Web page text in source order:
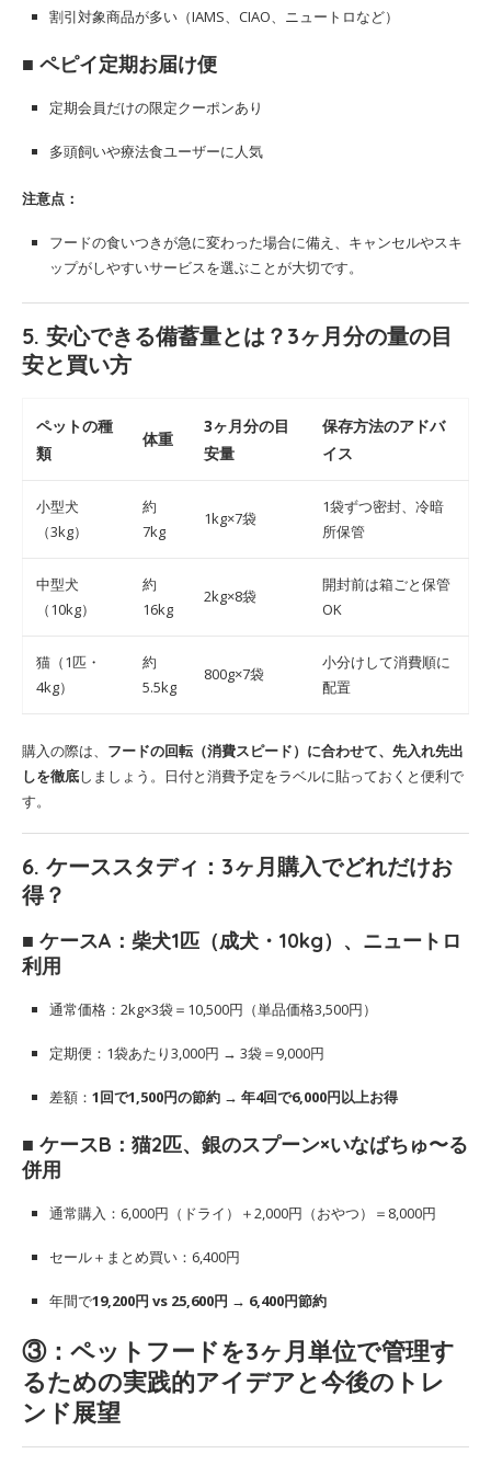
割引対象商品が多い（IAMS、CIAO、ニュートロなど）
■ ペピイ定期お届け便
定期会員だけの限定クーポンあり
多頭飼いや療法食ユーザーに人気
注意点：
フードの食いつきが急に変わった場合に備え、キャンセルやスキ
ップがしやすいサービスを選ぶことが大切です。
5. 安心できる備蓄量とは？3ヶ月分の量の目
安と買い方
ペットの種
類
体重
3ヶ月分の目
安量
保存方法のアドバ
イス
小型犬
（3kg）
約
7kg
1kg×7袋
1袋ずつ密封、冷暗
所保管
中型犬
（10kg）
約
16kg
2kg×8袋
開封前は箱ごと保管
OK
猫（1匹・
4kg）
約
5.5kg
800g×7袋
小分けして消費順に
配置
購入の際は、 フードの回転（消費スピード）に合わせて、先入れ先出
しを徹底しましょう。日付と消費予定をラベルに貼っておくと便利で
す。
6. ケーススタディ：3ヶ月購入でどれだけお
得？
■ ケースA：柴犬1匹（成犬・10kg）、ニュートロ
利用
通常価格：2kg×3袋＝10,500円（単品価格3,500円）
定期便：1袋あたり3,000円 → 3袋＝9,000円
差額： 1回で1,500円の節約 → 年4回で6,000円以上お得
■ ケースB：猫2匹、銀のスプーン×いなばちゅ〜る
併用
通常購入：6,000円（ドライ）＋2,000円（おやつ）＝8,000円
セール＋まとめ買い：6,400円
年間で19,200円 vs 25,600円 → 6,400円節約
③：ペットフードを3ヶ月単位で管理す
るための実践的アイデアと今後のトレ
ンド展望